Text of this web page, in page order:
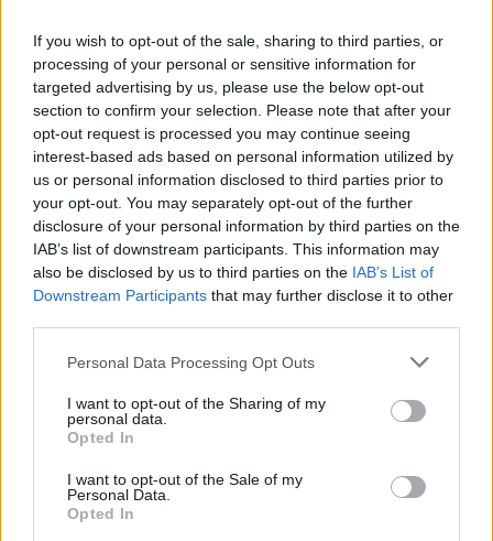
If you wish to opt-out of the sale, sharing to third parties, or
processing of your personal or sensitive information for
targeted advertising by us, please use the below opt-out
section to confirm your selection. Please note that after your
opt-out request is processed you may continue seeing
interest-based ads based on personal information utilized by
us or personal information disclosed to third parties prior to
your opt-out. You may separately opt-out of the further
disclosure of your personal information by third parties on the
IAB’s list of downstream participants. This information may
also be disclosed by us to third parties on the IAB’s List of
Downstream Participants that may further disclose it to other
Personal Data Processing Opt Outs
I want to opt-out of the Sharing of my
personal data.
Opted In
I want to opt-out of the Sale of my
Personal Data.
Opted In
Felsőoktatás
Székács Linda
Nőknek indít pilótaképzést a WizzAir
A Wizz Air kadétprogramot indított - kifejezetten nőknek.
Felnőttképzés
Eduline/MTI